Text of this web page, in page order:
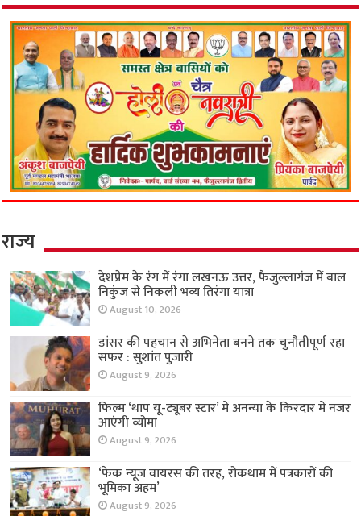
राज्य
देशप्रेम के रंग में रंगा लखनऊ उत्तर, फैजुल्लागंज में बाल
निकुंज से निकली भव्य तिरंगा यात्रा
August 10, 2026
डांसर की पहचान से अभिनेता बनने तक चुनौतीपूर्ण रहा
सफर : सुशांत पुजारी
August 9, 2026
फिल्म ‘थाप यू-ट्यूबर स्टार’ में अनन्या के किरदार में नजर
आएंगी व्योमा
August 9, 2026
‘फेक न्यूज वायरस की तरह, रोकथाम में पत्रकारों की
भूमिका अहम’
August 9, 2026